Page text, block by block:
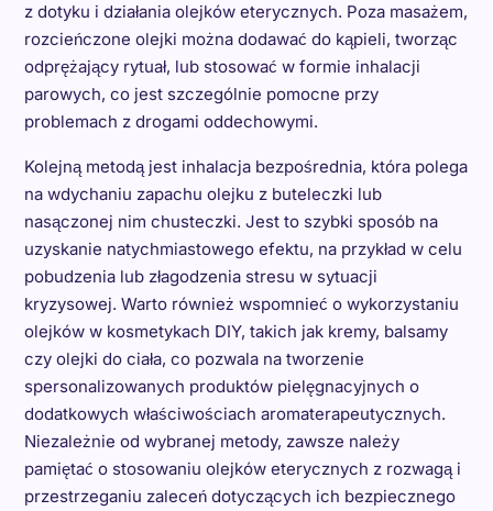
z dotyku i działania olejków eterycznych. Poza masażem,
rozcieńczone olejki można dodawać do kąpieli, tworząc
odprężający rytuał, lub stosować w formie inhalacji
parowych, co jest szczególnie pomocne przy
problemach z drogami oddechowymi.
Kolejną metodą jest inhalacja bezpośrednia, która polega
na wdychaniu zapachu olejku z buteleczki lub
nasączonej nim chusteczki. Jest to szybki sposób na
uzyskanie natychmiastowego efektu, na przykład w celu
pobudzenia lub złagodzenia stresu w sytuacji
kryzysowej. Warto również wspomnieć o wykorzystaniu
olejków w kosmetykach DIY, takich jak kremy, balsamy
czy olejki do ciała, co pozwala na tworzenie
spersonalizowanych produktów pielęgnacyjnych o
dodatkowych właściwościach aromaterapeutycznych.
Niezależnie od wybranej metody, zawsze należy
pamiętać o stosowaniu olejków eterycznych z rozwagą i
przestrzeganiu zaleceń dotyczących ich bezpiecznego